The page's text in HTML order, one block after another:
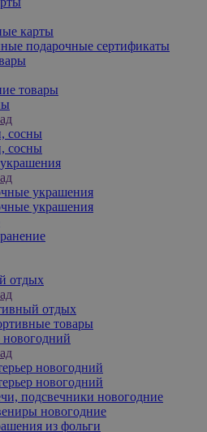
карты
подарочные сертификаты
товары
сосны
сосны
украшения
украшения
отдых
отдых
товары
новогодний
новогодний
новогодний
подсвечники новогодние
новогодние
из фольги